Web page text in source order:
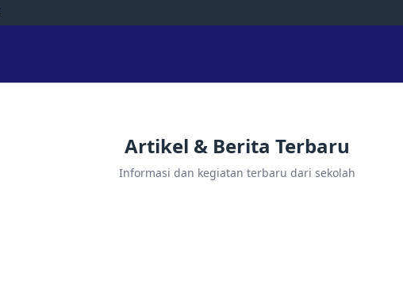
Artikel & Berita Terbaru
Informasi dan kegiatan terbaru dari sekolah